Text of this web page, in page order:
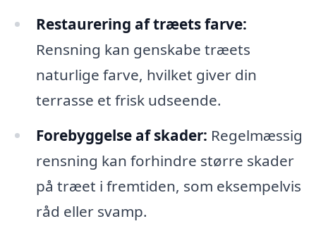
Restaurering af træets farve:
Rensning kan genskabe træets
naturlige farve, hvilket giver din
terrasse et frisk udseende.
Forebyggelse af skader: Regelmæssig
rensning kan forhindre større skader
på træet i fremtiden, som eksempelvis
råd eller svamp.